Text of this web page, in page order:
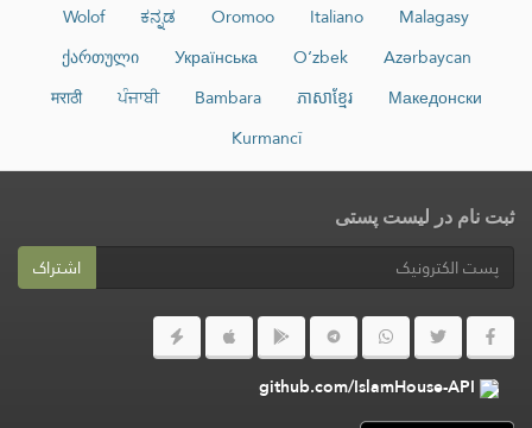
Malagasy
Italiano
Oromoo
ಕನ್ನಡ
Wolof
Azərbaycan
O‘zbek
Українська
ქართული
Македонски
ភាសាខ្មែរ
Bambara
ਪੰਜਾਬੀ
मराठी
Kurmancî
ثبت نام در لیست پستی
اشتراک
github.com/IslamHouse-API